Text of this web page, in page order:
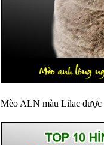
Mèo ALN màu Lilac được